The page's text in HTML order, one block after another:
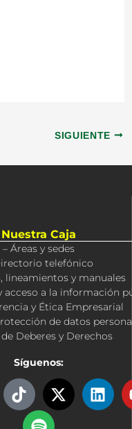
SIGUIENTE
Nuestra Caja
– Áreas y sedes
telefónico
lineamientos y manuales
acceso a la información
y Ética Empresarial
de datos
Deberes y Derechos
Síguenos:
T
i
k
X
-
L
i
S
p
o